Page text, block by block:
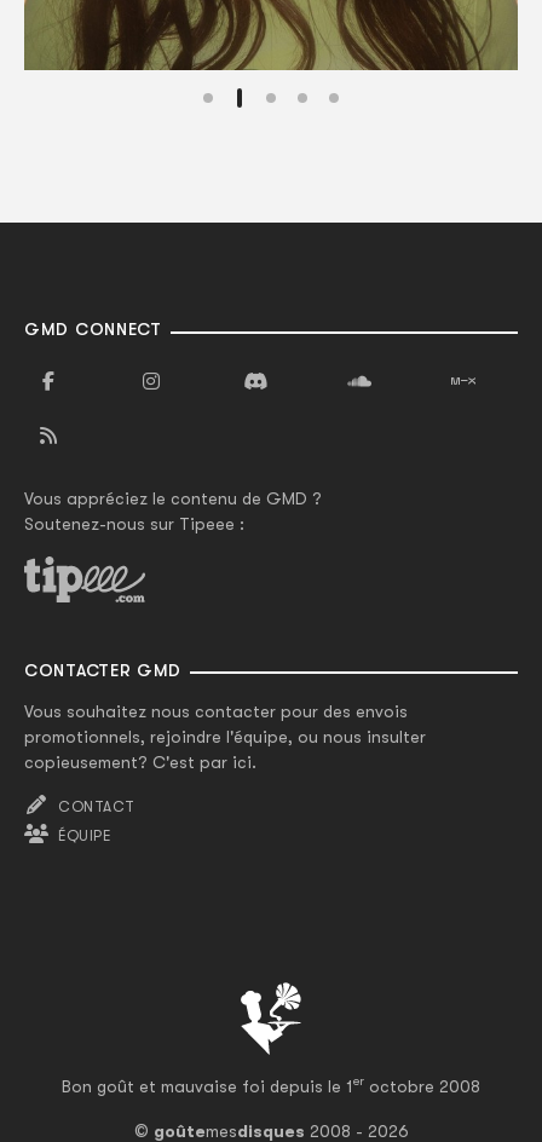
Bon goût et mauvaise foi depuis le 1er octobre 2008
© goûtemesdisques 2008 - 2026
GMD CONNECT
Vous appréciez le contenu de GMD ?
Soutenez-nous sur Tipeee :
CONTACTER GMD
Vous souhaitez nous contacter pour des envois
promotionnels, rejoindre l'équipe, ou nous insulter
copieusement? C'est par ici.
CONTACT
ÉQUIPE